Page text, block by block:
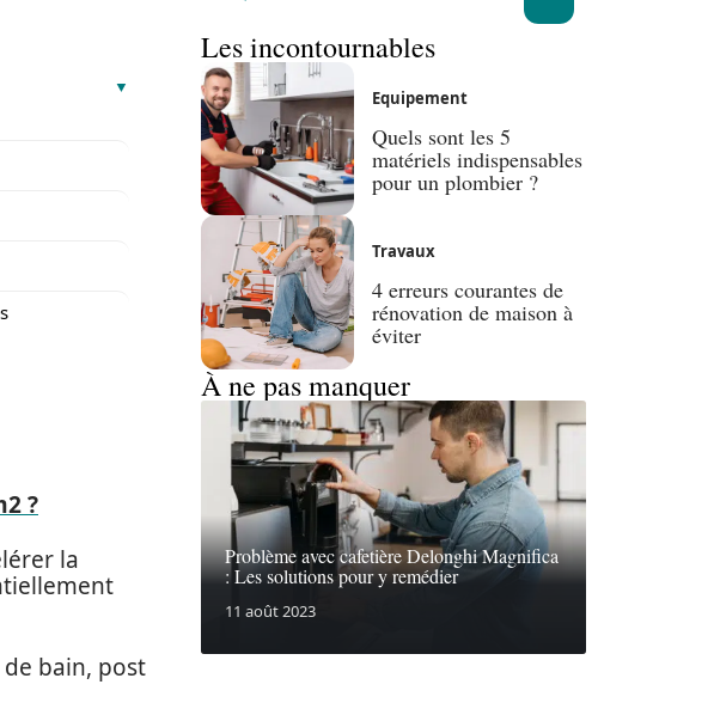
?
la
bain, post
Les incontournables
Equipement
Quels sont les 5
matériels indispensables
pour un plombier ?
Travaux
4 erreurs courantes de
rénovation de maison à
éviter
À ne pas manquer
Problème avec cafetière Delonghi Magnifica
: Les solutions pour y remédier
11 août 2023